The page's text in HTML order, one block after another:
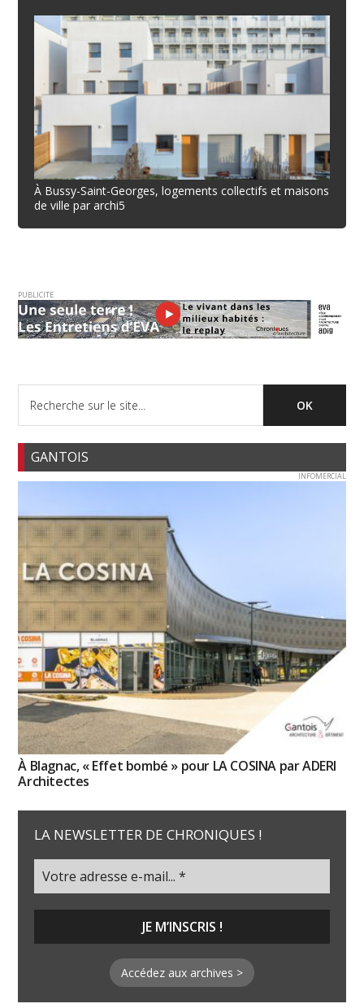
À Bussy-Saint-Georges, logements collectifs et maisons
de ville par archi5
PUBLICITE
GANTOIS
INFOMERCIAL
À Blagnac, « Effet bombé » pour LA COSINA par ADERI
Architectes
LA NEWSLETTER DE CHRONIQUES !
Accédez aux archives >